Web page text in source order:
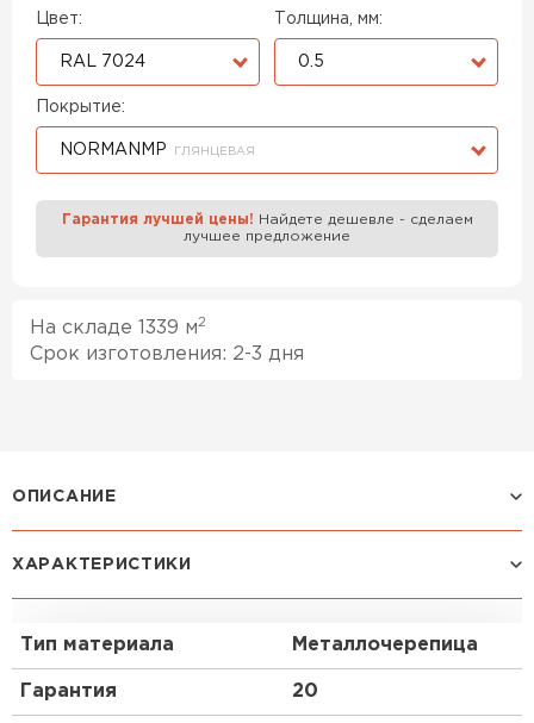
Цвет:
RAL 7024
Толщина, мм:
0.5
Покрытие:
NORMANMP ГЛЯНЦЕВАЯ
Гарантия лучшей цены! Найдете дешевле - сделаем
лучшее предложение
На складе 1339 м 2
Срок изготовления: 2-3 дня
ОПИСАНИЕ
Профиль МОНТЕКРИСТО:
применения вне зависимости от вида
строительства или особенностей климата. Этот
профиль привлекательно смотрится на скатах
малой и большой площади, подчеркивая их
ХАРАКТЕРИСТИКИ
Тип материала Металлочерепица
Гарантия 20
Профилированный лист